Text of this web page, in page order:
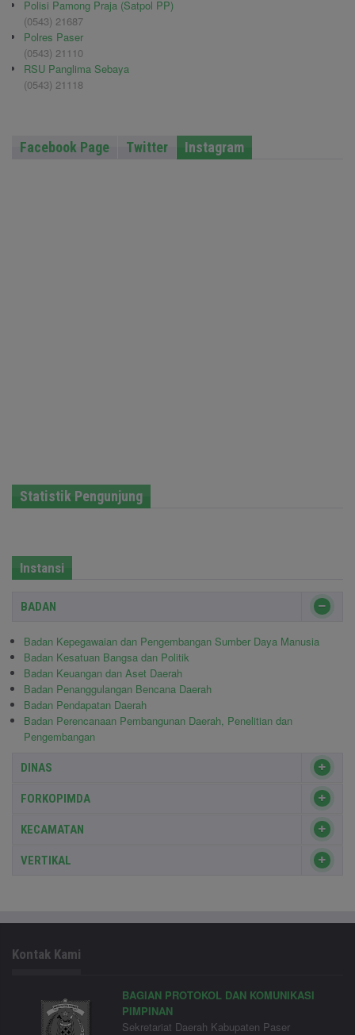
Polisi Pamong Praja (Satpol PP)
(0543) 21687
Polres Paser
(0543) 21110
RSU Panglima Sebaya
(0543) 21118
Facebook Page Twitter Instagram
Statistik Pengunjung
Instansi
BADAN
Badan Kepegawaian dan Pengembangan Sumber Daya Manusia
Badan Kesatuan Bangsa dan Politik
Badan Keuangan dan Aset Daerah
Badan Penanggulangan Bencana Daerah
Badan Pendapatan Daerah
Badan Perencanaan Pembangunan Daerah, Penelitian dan
Pengembangan
DINAS
FORKOPIMDA
KECAMATAN
VERTIKAL
Kontak Kami
BAGIAN PROTOKOL DAN KOMUNIKASI
PIMPINAN
Sekretariat Daerah Kabupaten Paser